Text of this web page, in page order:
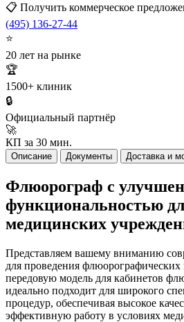
📋 Получить коммерческое
(495) 136-27-44
⭐
20 лет на рынке
🏆
1500+ клиник
🔒
Официальный партнёр
🚀
КП за 30 мин.
Описание Документы Доставка и
Флюорограф с
функциональностью
медицинских
Представляем вашему вниманию
для проведения
передовую модель для кабинетов
идеально подходит для широкого
процедур, обеспечивая высокое
эффективную работу в условиях